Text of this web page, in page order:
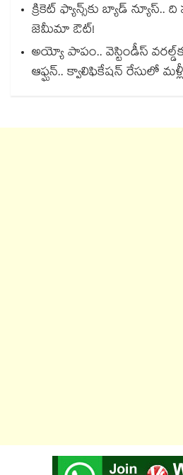
క్రికెట్ ఫ్యాన్స్‌కు బ్యాడ్ న్యూస్..
జెమీమా ఔట్!
అయ్యో పాపం.. వెస్టిండీస్
ఆఫ్ఘన్.. క్వాలిఫికేషన్ రేసులో